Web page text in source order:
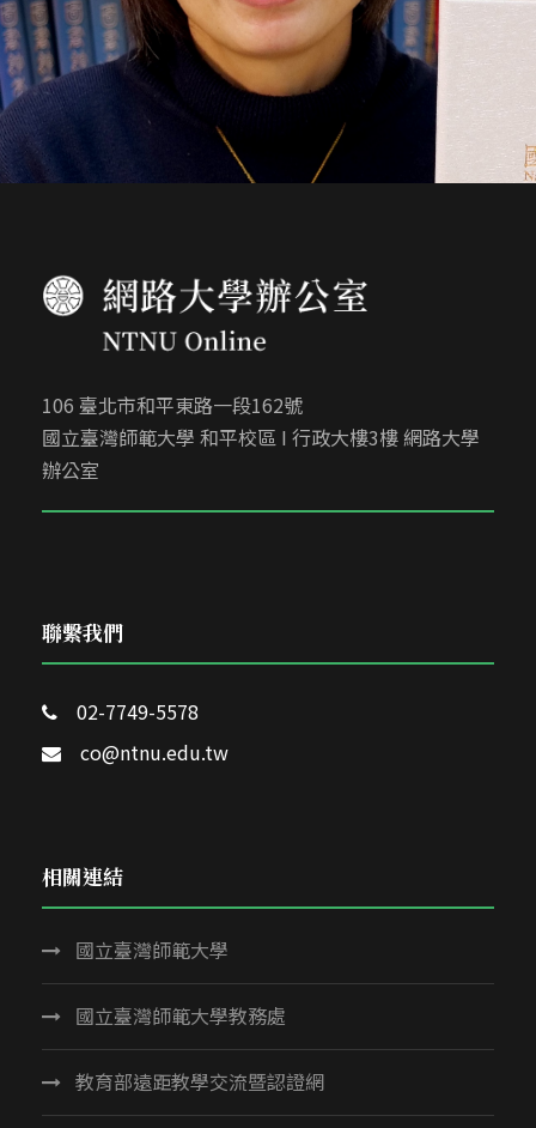
106 臺北市和平東路一段162號
國立臺灣師範大學 和平校區 I 行政大樓3樓 網路大學
辦公室
聯繫我們
02-7749-5578
co@ntnu.edu.tw
相關連結
國立臺灣師範大學
國立臺灣師範大學教務處
教育部遠距教學交流暨認證網